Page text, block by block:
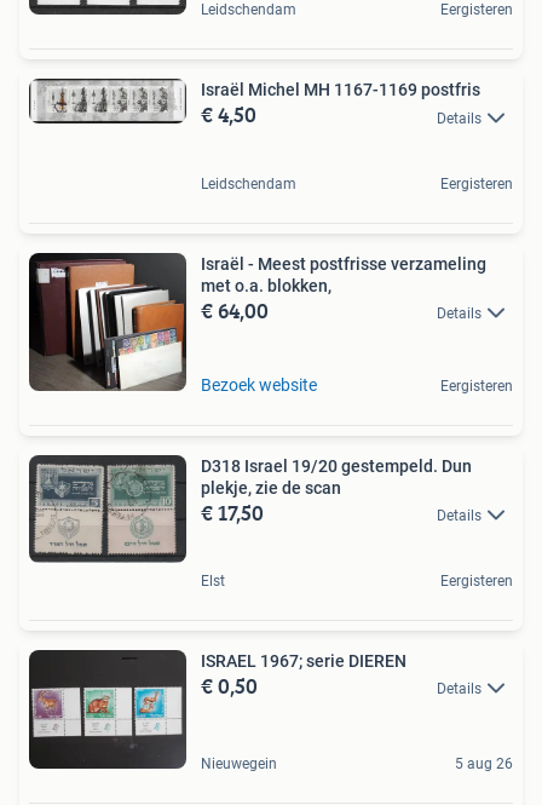
Leidschendam Eergisteren
Israël Michel MH 1167-1169 postfris
€ 4,50 Details
Leidschendam Eergisteren
Israël - Meest postfrisse verzameling
met o.a. blokken,
€ 64,00 Details
Bezoek website Eergisteren
D318 Israel 19/20 gestempeld. Dun
plekje, zie de scan
€ 17,50 Details
Elst Eergisteren
ISRAEL 1967; serie DIEREN
€ 0,50 Details
Nieuwegein 5 aug 26